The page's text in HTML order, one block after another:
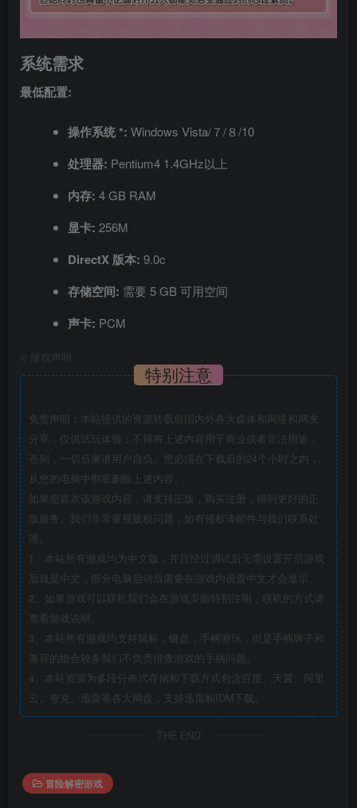
系统需求
最低配置:
操作系统 *: Windows Vista/７/８/10
处理器: Pentium4 1.4GHz以上
内存: 4 GB RAM
显卡: 256M
DirectX 版本: 9.0c
存储空间: 需要 5 GB 可用空间
声卡: PCM
版权声明
特别注意
免责声明：本站提供的资源转载自国内外各大媒体和网络和网友
分享，仅供试玩体验；不得将上述内容用于商业或者非法用途，
否则，一切后果请用户自负。您必须在下载后的24个小时之内，
从您的电脑中彻底删除上述内容。
如果您喜欢该游戏内容，请支持正版，购买注册，得到更好的正
版服务。我们非常重视版权问题，如有侵权请邮件与我们联系处
理。
1、本站所有游戏均为中文版，并且经过调试后无需设置开启游戏
后就是中文，部分电脑启动后需要在游戏内设置中文才会显示。
2、如果游戏可以联机我们会在游戏页面特别注明，联机的方式请
查看游戏说明。
3、本站所有游戏均支持鼠标，键盘，手柄游玩，但是手柄牌子和
兼容的组合较多我们不负责排查游戏的手柄问题。
4、本站资源为多段分布式存储和下载方式包含百度、天翼、阿里
云、夸克、迅雷等各大网盘，支持迅雷和IDM下载。
THE END
冒险解密游戏